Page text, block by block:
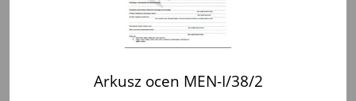
Arkusz ocen MEN-I/38/2